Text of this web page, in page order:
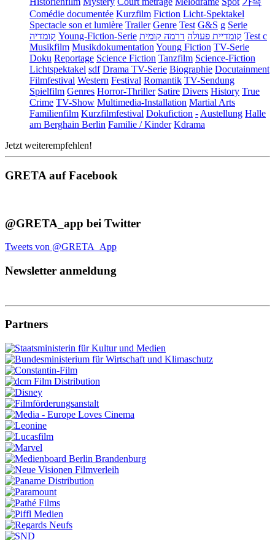
Comédie documentée Kurzfilm Fiction Licht-Spektakel
Spectacle son et lumière Trailer Genre Test G&S g Serie
קומדיה Young-Fiction-Serie קומדיית פעולה דרמה קומית
Test c
Musikfilm Musikdokumentation Young Fiction TV-Serie
Doku Reportage Science Fiction Tanzfilm Science-Fiction
Lichtspektakel sdf Drama TV-Serie Biographie Docutainment
Filmfestival Western Festival Romantik TV-Sendung
Spielfilm Genres Horror-Thriller Satire Divers History True
Crime TV-Show Multimedia-Installation Martial Arts
Familienfilm Kurzfilmfestival Dokufiction - Austellung Halle
am Berghain Berlin Familie / Kinder Kdrama
Jetzt weiterempfehlen!
GRETA auf Facebook
@GRETA_app bei Twitter
Tweets von @GRETA_App
Newsletter anmeldung
Partners